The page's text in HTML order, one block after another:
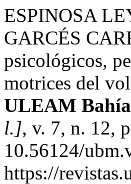
ESPINOSA
GARCÉS
psicológicos,
motrices del
ULEAM
l.], v. 7, n. 12,
10.56124/
https://